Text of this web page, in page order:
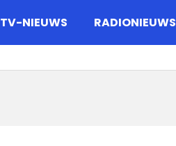
TV-NIEUWS RADIONIEUWS